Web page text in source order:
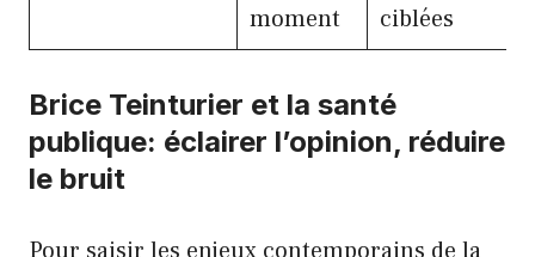
moment
ciblées
Brice Teinturier et la santé
publique: éclairer l’opinion, réduire
le bruit
Pour saisir les enjeux contemporains de la